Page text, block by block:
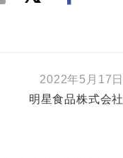
2022年5月17日
明星食品株式会社